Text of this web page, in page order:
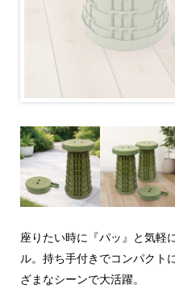
座りたい時に『パッ』と気軽
ル。持ち手付きでコンパクト
ざまなシーンで大活躍。